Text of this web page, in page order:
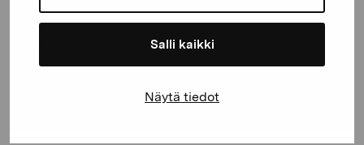
Salli kaikki
Näytä tiedot
10600 Ekenäs